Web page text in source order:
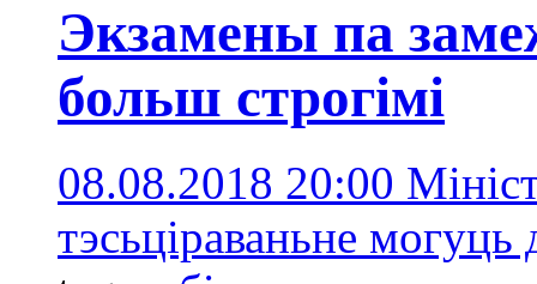
Экзамены па
больш строгімі
08.08.2018 20:00
тэсьціраваньне